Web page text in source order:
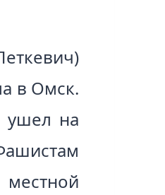
в Омск.
ушел на